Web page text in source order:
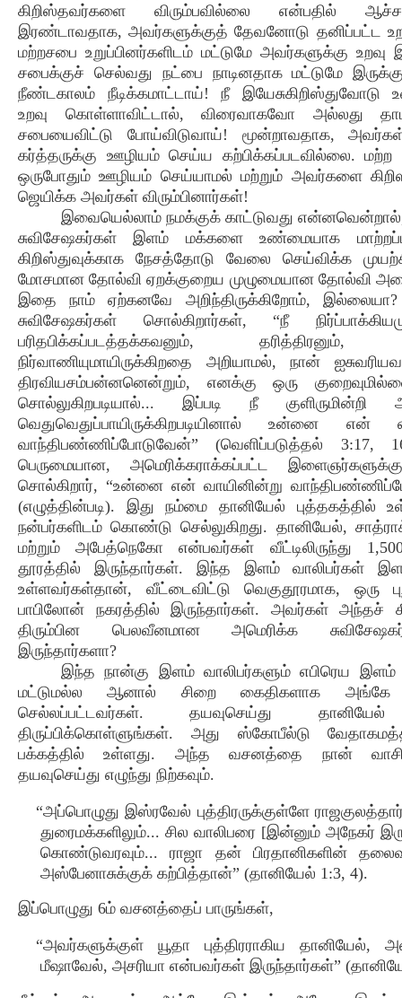
கிறிஸ்தவர்களை விரும்பவில்லை என்பதில்
இரண்டாவதாக, அவர்களுக்குத் தேவனோடு தனிப்பட்ட
மற்றசபை உறுப்பினர்களிடம் மட்டுமே அவர்களுக்கு உறவு
சபைக்குச் செல்வது நட்பை நாடினதாக மட்டுமே
நீண்டகாலம் நீடிக்கமாட்டாய்! நீ
உறவு கொள்ளாவிட்டால், விரைவாகவோ அல்லது
சபையைவிட்டு போய்விடுவாய்! மூன்றாவதாக,
கர்த்தருக்கு ஊழியம் செய்ய கற்பிக்கப்படவில்லை. மற்ற
ஒருபோதும் ஊழியம் செய்யாமல் மற்றும் அவர்களை
ஜெயிக்க அவர்கள் விரும்பினார்கள்!
இவையெல்லாம் நமக்குக் காட்டுவது
சுவிசேஷகர்கள் இளம் மக்களை உண்மையாக
கிறிஸ்துவுக்காக நேசத்தோடு வேலை செய்விக்க
மோசமான தோல்வி ஏறக்குறைய முழுமையான தோல்வி
இதை நாம் ஏற்கனவே அறிந்திருக்கிறோம், இல்லையா?
சுவிசேஷகர்கள் சொல்கிறார்கள், “நீ
பரிதபிக்கப்படத்தக்கவனும், தரித்திரனும்,
நிர்வாணியுமாயிருக்கிறதை அறியாமல், நான்
திரவியசம்பன்னனென்றும், எனக்கு ஒரு
சொல்லுகிறபடியால்... இப்படி நீ குளிருமின்றி
வெதுவெதுப்பாயிருக்கிறபடியினால் உன்னை என்
வாந்திபண்ணிப்போடுவேன்” (வெளிப்படுத்தல் 3:17,
பெருமையான, அமெரிக்கராக்கப்பட்ட
சொல்கிறார், “உன்னை என் வாயினின்று
(எழுத்தின்படி). இது நம்மை தானியேல் புத்தகத்தில்
நன்பர்களிடம் கொண்டு செல்லுகிறது. தானியேல்,
மற்றும் அபேத்நெகோ என்பவர்கள் வீட்டிலிருந்து
தூரத்தில் இருந்தார்கள். இந்த இளம் வாலிபர்கள்
உள்ளவர்கள்தான், வீட்டைவிட்டு வெகுதூரமாக, ஒரு
பாபிலோன் நகரத்தில் இருந்தார்கள். அவர்கள் அந்தச்
திரும்பின பெலவீனமான அமெரிக்க
இருந்தார்களா?
இந்த நான்கு இளம் வாலிபர்களும் எபிரெய இளம்
மட்டுமல்ல ஆனால் சிறை கைதிகளாக
செல்லப்பட்டவர்கள். தயவுசெய்து
திருப்பிக்கொள்ளுங்கள். அது ஸ்கோபீல்டு
பக்கத்தில் உள்ளது. அந்த வசனத்தை நான்
தயவுசெய்து எழுந்து நிற்கவும்.
“அப்பொழுது இஸ்ரவேல் புத்திரருக்குள்ளே
துரைமக்களிலும்... சில வாலிபரை [இன்னும் அநேகர்
கொண்டுவரவும்... ராஜா தன் பிரதானிகளின்
அஸ்பேனாசுக்குக் கற்பித்தான்” (தானியேல் 1:3, 4).
இப்பொழுது 6ம் வசனத்தைப் பாருங்கள்,
“அவர்களுக்குள் யூதா புத்திரராகிய தானியேல்,
மீஷாவேல், அசரியா என்பவர்கள் இருந்தார்கள்”